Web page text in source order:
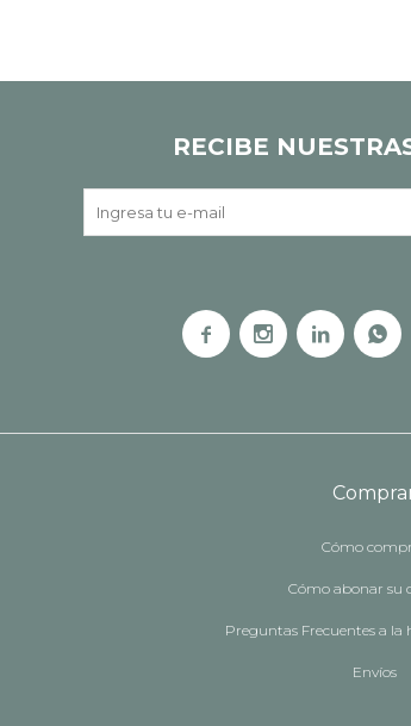
Cómo
Cómo abonar su
Preguntas Frecuentes a la
Envíos
RECIBE
   